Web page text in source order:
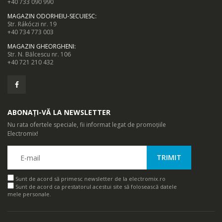
+40 733 090 990
MAGAZIN ODORHEIU-SECUIESC:
Str. Rákóczi nr. 19
+40 734 773 003
MAGAZIN GHEORGHENI:
Str. N. Bălcescu nr. 106
+40 721 210 432
ABONAȚI-VĂ LA NEWSLETTER
Nu rata ofertele speciale, fii informat legat de promoțiile
Electromix!
Sunt de acord să primesc newsletter de la electromix.ro
Sunt de acord ca prestatorul acestui site să folosească datele
mele personale.